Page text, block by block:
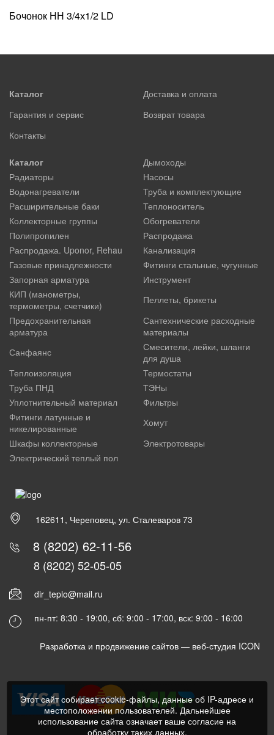
Бочонок НН 3/4х1/2 LD
Каталог
Доставка и оплата
Гарантия и сервис
Возврат товара
Контакты
Каталог
Дымоходы
Радиаторы
Насосы
Водонагреватели
Труба и комплектующие
Расширительные баки
Теплоноситель
Коллекторные группы
Обогреватели
Полипропилен
Распродажа
Распродажа. Uponor, Rehau
Канализация
Газовые принадлежности
Фитинги стальные, чугунные
Запорная арматура
Инструмент
КИП (манометры,
термометры, счетчики)
Пеллеты, брикеты
Предохранительная
арматура
Сантехнические расходные
материалы
Санфаянс
Смесители, лейки, шланги
для душа
Теплоизоляция
Термостаты
Труба ПНД
ТЭНы
Уплотнительный материал
Фильтры
Фитинги латунные и
никелированные
Хомут
Шкафы коллекторные
Электротовары
Электрический теплый пол
162611, Череповец, ул. Сталеваров 73
8 (8202) 62-11-56
8 (8202) 52-05-05
dir_teplo@mail.ru
пн-пт: 8:30 - 19:00, сб: 9:00 - 17:00, вск: 9:00 - 16:00
Разработка и продвижение сайтов — веб-студия ICON
Этот сайт собирает cookie-файлы, данные об IP-адресе и
местоположении пользователей. Дальнейшее
использование сайта означает ваше согласие на
обработку таких данных.